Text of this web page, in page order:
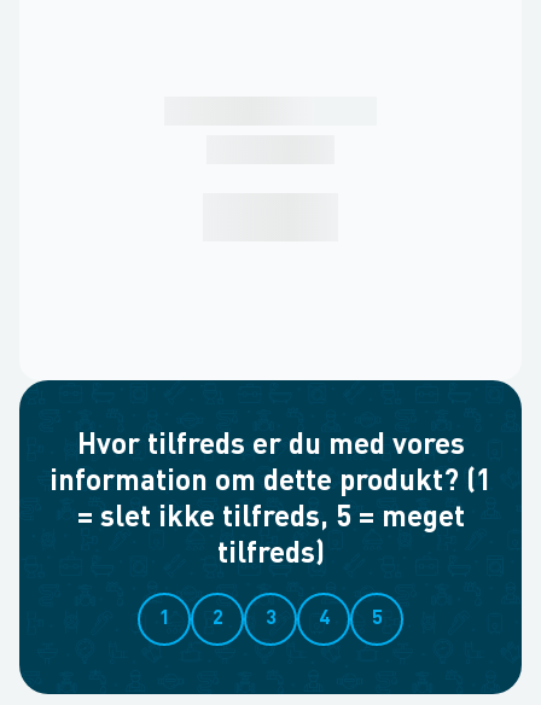
Hvor tilfreds er du med vores
information om dette produkt? (1
= slet ikke tilfreds, 5 = meget
tilfreds)
1 2 3 4 5